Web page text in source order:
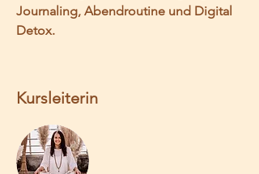
Journaling, Abendroutine und Digital
Detox.
Kursleiterin